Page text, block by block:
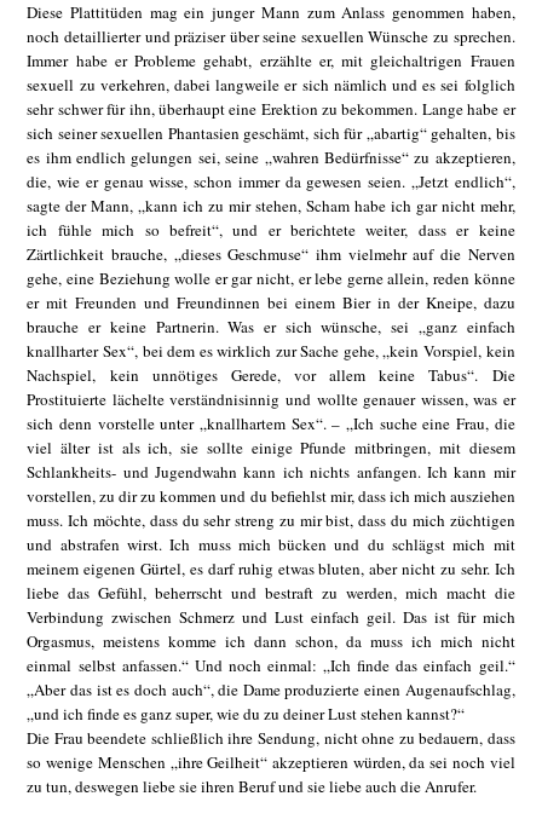
Diese Plattitüden mag ein junger Mann zum Anlass genommen haben,
noch detaillierter und präziser über seine sexuellen Wünsche zu sprechen.
Immer habe er Probleme gehabt, erzählte er, mit gleichaltrigen Frauen
sexuell zu verkehren, dabei langweile er sich nämlich und es sei folglich
sehr schwer für ihn, überhaupt eine Erektion zu bekommen. Lange habe er
sich seiner sexuellen Phantasien geschämt, sich für „abartig“ gehalten, bis
es ihm endlich gelungen sei, seine „wahren Bedürfnisse“ zu akzeptieren,
die, wie er genau wisse, schon immer da gewesen seien. „Jetzt endlich“,
sagte der Mann, „kann ich zu mir stehen, Scham habe ich gar nicht mehr,
ich fühle mich so befreit“, und er berichtete weiter, dass er keine
Zärtlichkeit brauche, „dieses Geschmuse“ ihm vielmehr auf die Nerven
gehe, eine Beziehung wolle er gar nicht, er lebe gerne allein, reden könne
er mit Freunden und Freundinnen bei einem Bier in der Kneipe, dazu
brauche er keine Partnerin. Was er sich wünsche, sei „ganz einfach
knallharter Sex“, bei dem es wirklich zur Sache gehe, „kein Vorspiel, kein
Nachspiel, kein unnötiges Gerede, vor allem keine Tabus“. Die
Prostituierte lächelte verständnisinnig und wollte genauer wissen, was er
sich denn vorstelle unter „knallhartem Sex“. – „Ich suche eine Frau, die
viel älter ist als ich, sie sollte einige Pfunde mitbringen, mit diesem
Schlankheits- und Jugendwahn kann ich nichts anfangen. Ich kann mir
vorstellen, zu dir zu kommen und du befiehlst mir, dass ich mich ausziehen
muss. Ich möchte, dass du sehr streng zu mir bist, dass du mich züchtigen
und abstrafen wirst. Ich muss mich bücken und du schlägst mich mit
meinem eigenen Gürtel, es darf ruhig etwas bluten, aber nicht zu sehr. Ich
liebe das Gefühl, beherrscht und bestraft zu werden, mich macht die
Verbindung zwischen Schmerz und Lust einfach geil. Das ist für mich
Orgasmus, meistens komme ich dann schon, da muss ich mich nicht
einmal selbst anfassen.“ Und noch einmal: „Ich finde das einfach geil.“
„Aber das ist es doch auch“, die Dame produzierte einen Augenaufschlag,
„und ich finde es ganz super, wie du zu deiner Lust stehen kannst?“
Die Frau beendete schließlich ihre Sendung, nicht ohne zu bedauern, dass
so wenige Menschen „ihre Geilheit“ akzeptieren würden, da sei noch viel
zu tun, deswegen liebe sie ihren Beruf und sie liebe auch die Anrufer.